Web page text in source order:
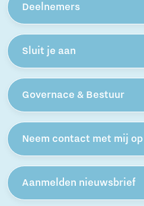
Deelnemers
Sluit je aan
Governace & Bestuur
Neem contact met mij op
Aanmelden nieuwsbrief